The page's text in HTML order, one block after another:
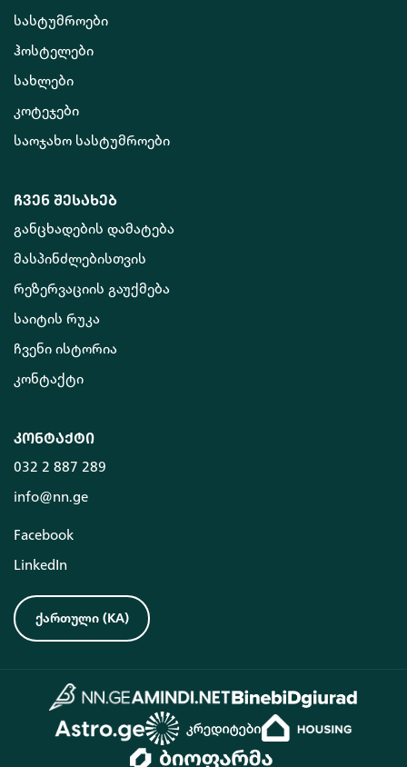
სასტუმროები
ჰოსტელები
სახლები
კოტეჯები
საოჯახო სასტუმროები
ჩვენ შესახებ
განცხადების დამატება
მასპინძლებისთვის
რეზერვაციის გაუქმება
საიტის რუკა
ჩვენი ისტორია
კონტაქტი
კონტაქტი
032 2 887 289
info@nn.ge
Facebook
LinkedIn
ქართული (KA)